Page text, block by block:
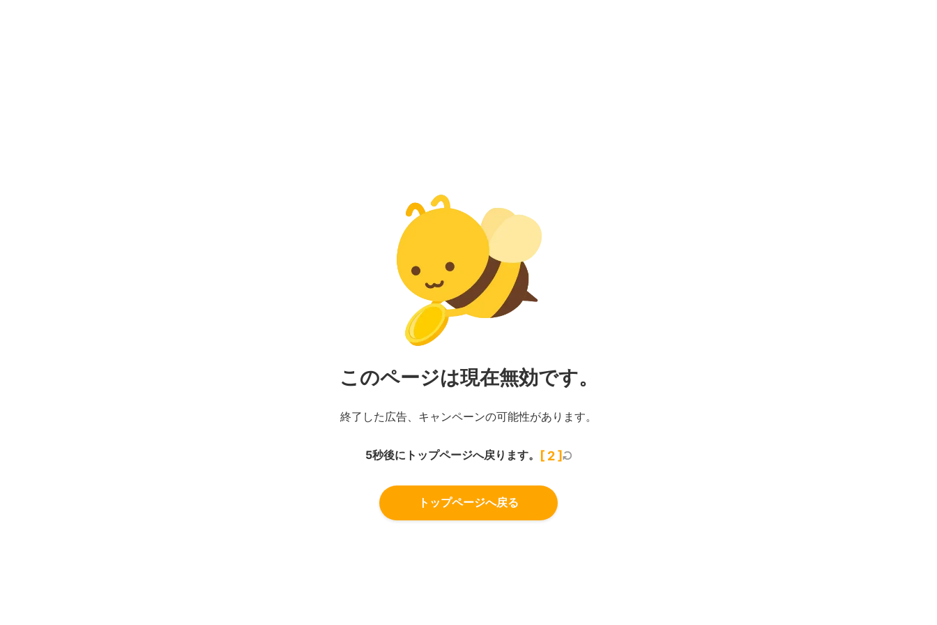
このページは現在無効です。
終了した広告、キャンペーンの可能性があります。
5秒後にトップページへ戻ります。 [ 1]
トップページへ戻る